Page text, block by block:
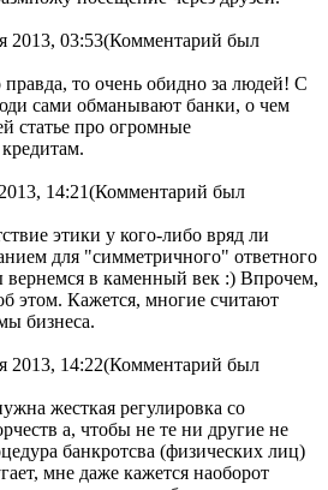
2013, 03:53(Комментарий был
то очень обидно за людей! С
сами обманывают банки, о чем
статье про огромные
14:21(Комментарий был
этики у кого-либо вряд ли
для "симметричного" ответного
вернемся в каменный век :) Впрочем,
этом. Кажется, многие считают
бизнеса.
2013, 14:22(Комментарий был
жесткая регулировка со
а, чтобы не те ни другие не
банкротсва (физических лиц)
мне даже кажется наоборот